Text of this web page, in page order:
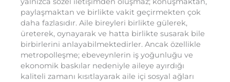
paylaşmaktan ve birlikte vakit geçirmekten çok
daha fazlasıdır. Aile bireyleri birlikte gülerek,
üreterek, oynayarak ve hatta birlikte susarak bile
birbirlerini anlayabilmektedirler. Ancak özellikle
metropolleşme; ebeveynlerin iş yoğunluğu ve
ekonomik baskılar nedeniyle aileye ayırdığı
kaliteli zamanı kısıtlayarak aile içi sosyal ağları